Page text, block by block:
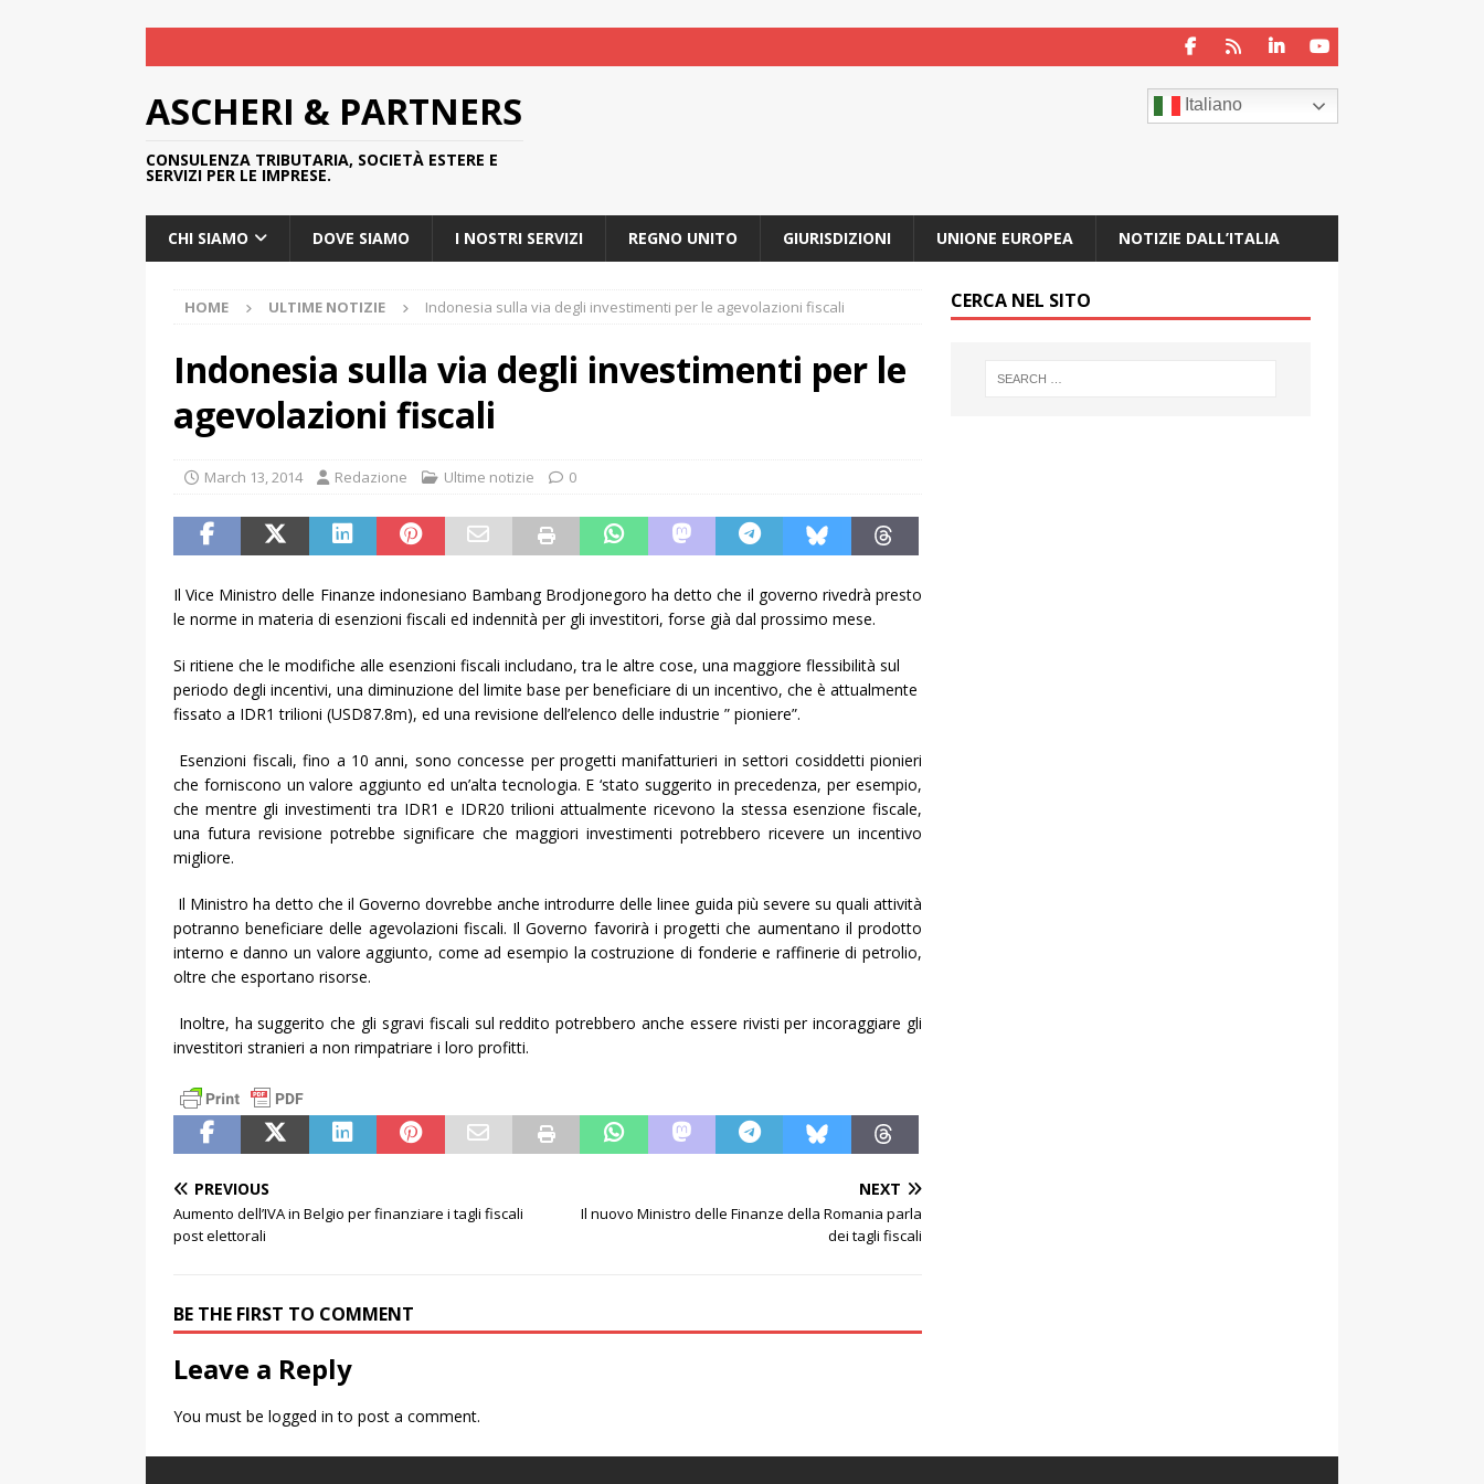
ASCHERI & PARTNERS
CONSULENZA TRIBUTARIA, SOCIETÀ ESTERE E
SERVIZI PER LE IMPRESE.
Italiano
CHI SIAMO DOVE SIAMO I NOSTRI SERVIZI REGNO UNITO GIURISDIZIONI UNIONE EUROPEA NOTIZIE DALL’ITALIA
HOME ULTIME NOTIZIE Indonesia sulla via degli investimenti per le agevolazioni fiscali
Indonesia sulla via degli investimenti per le
agevolazioni fiscali
March 13, 2014 Redazione Ultime notizie 0
Il Vice Ministro delle Finanze indonesiano Bambang Brodjonegoro ha detto che il governo rivedrà presto
le norme in materia di esenzioni fiscali ed indennità per gli investitori, forse già dal prossimo mese.
Si ritiene che le modifiche alle esenzioni fiscali includano, tra le altre cose, una maggiore flessibilità sul
periodo degli incentivi, una diminuzione del limite base per beneficiare di un incentivo, che è attualmente
fissato a IDR1 trilioni (USD87.8m), ed una revisione dell’elenco delle industrie ” pioniere”.
Esenzioni fiscali, fino a 10 anni, sono concesse per progetti manifatturieri in settori cosiddetti pionieri
che forniscono un valore aggiunto ed un’alta tecnologia. E ‘stato suggerito in precedenza, per esempio,
che mentre gli investimenti tra IDR1 e IDR20 trilioni attualmente ricevono la stessa esenzione fiscale,
una futura revisione potrebbe significare che maggiori investimenti potrebbero ricevere un incentivo
migliore.
Il Ministro ha detto che il Governo dovrebbe anche introdurre delle linee guida più severe su quali attività
potranno beneficiare delle agevolazioni fiscali. Il Governo favorirà i progetti che aumentano il prodotto
interno e danno un valore aggiunto, come ad esempio la costruzione di fonderie e raffinerie di petrolio,
oltre che esportano risorse.
Inoltre, ha suggerito che gli sgravi fiscali sul reddito potrebbero anche essere rivisti per incoraggiare gli
investitori stranieri a non rimpatriare i loro profitti.
PREVIOUS
Aumento dell’IVA in Belgio per finanziare i tagli fiscali
post elettorali
NEXT
Il nuovo Ministro delle Finanze della Romania parla
dei tagli fiscali
BE THE FIRST TO COMMENT
Leave a Reply
You must be logged in to post a comment.
CERCA NEL SITO